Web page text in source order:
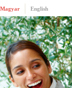
Magyar English